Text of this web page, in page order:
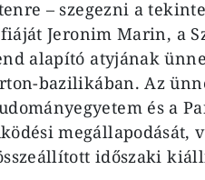
– szegezni a
Jeronim Marin, a
alapító atyjának
bazilikában. Az
és a
megállapodását,
időszaki